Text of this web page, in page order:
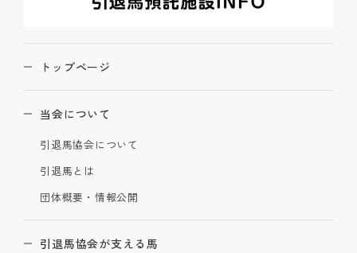
トップページ
当会について
引退馬協会について
引退馬とは
団体概要・情報公開
引退馬協会が支える馬